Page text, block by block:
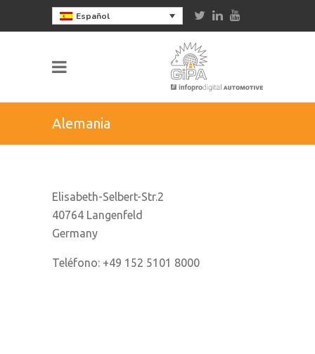
Español
Alemania
Elisabeth-Selbert-Str.2
40764 Langenfeld
Germany
Teléfono: +49 152 5101 8000